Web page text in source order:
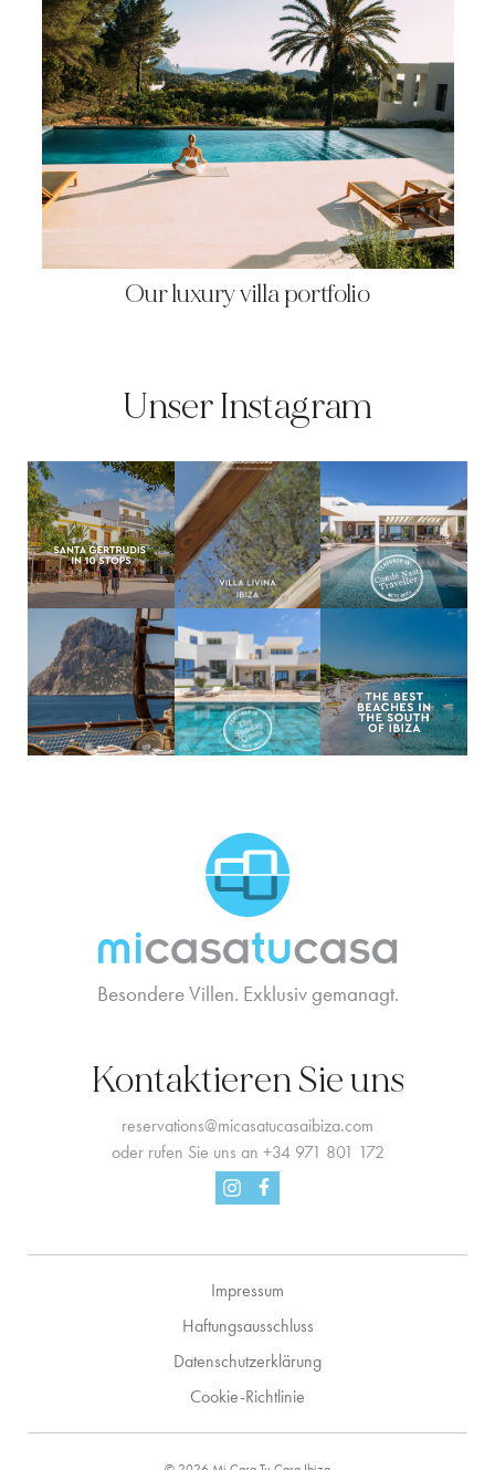
Our luxury villa portfolio
Unser Instagram
Besondere Villen. Exklusiv gemanagt.
Kontaktieren Sie uns
reservations@micasatucasaibiza.com
oder rufen Sie uns an +34 971 801 172
InstagramFacebook
Impressum
Haftungsausschluss
Datenschutzerklärung
Cookie-Richtlinie